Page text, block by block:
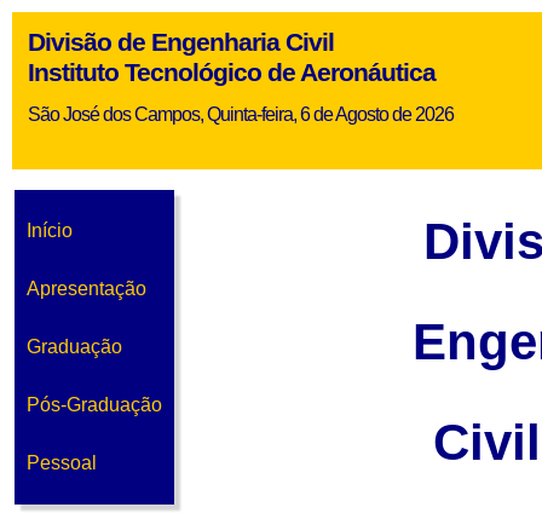
Divisão de Engenharia Civil
Instituto Tecnológico de Aeronáutica
São José dos Campos, Quinta-feira, 6 de Agosto de 2026
Início
Apresentação
Graduação
Pós-Graduação
Pessoal